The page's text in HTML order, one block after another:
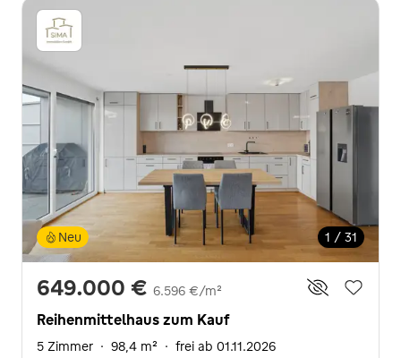
1 / 31
Neu
649.000 € 6.596 €/m²
Reihenmittelhaus zum Kauf
5 Zimmer · 98,4 m² · frei ab 01.11.2026